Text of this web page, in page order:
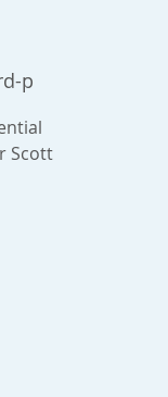
p
Scott